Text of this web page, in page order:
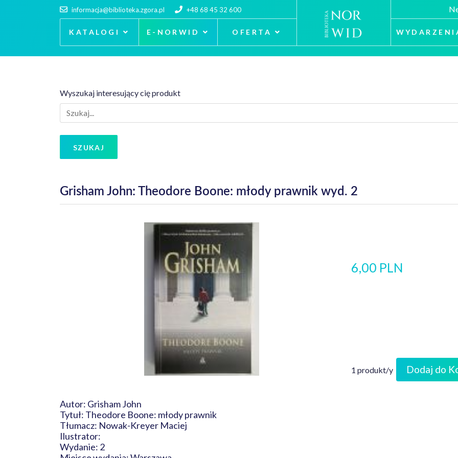
informacja@biblioteka.zgora.pl +48 68 45 32 600
KATALOGI E-NORWID OFERTA
Wyszukaj interesujący cię produkt
SZUKAJ
Grisham John: Theodore Boone: młody prawnik wyd. 2
6,00 PLN
1 produkt/y Dodaj do
Autor: Grisham John
Tytuł: Theodore Boone: młody prawnik
Tłumacz: Nowak-Kreyer Maciej
Ilustrator:
Wydanie: 2